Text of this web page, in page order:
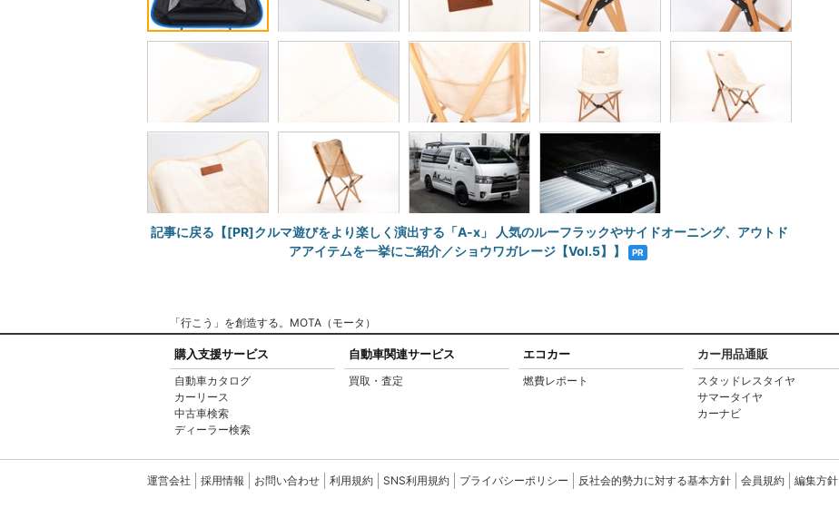
記事に戻る【[PR]クルマ遊びをより楽しく演出する「A-x」 人気のルーフラックやサイドオーニング、アウトド
アアイテムを一挙にご紹介／ショウワガレージ【Vol.5】】
PR
「行こう」を創造する。MOTA（モータ）
購入支援サービス
自動車カタログ
カーリース
中古車検索
ディーラー検索
自動車関連サービス
買取・査定
エコカー
燃費レポート
カー用品通販
スタッドレスタイヤ
サマータイヤ
カーナビ
運営会社 採用情報 お問い合わせ 利用規約 SNS利用規約 プライバシーポリシー 反社会的勢力に対する基本方針 会員規約 編集方針